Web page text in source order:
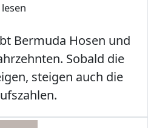
lesen
Bermuda Hosen und
Sobald die
steigen auch die